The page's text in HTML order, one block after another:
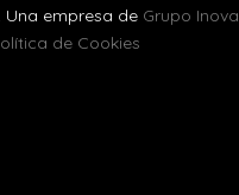
. Una empresa de Grupo Inova
de Cookies